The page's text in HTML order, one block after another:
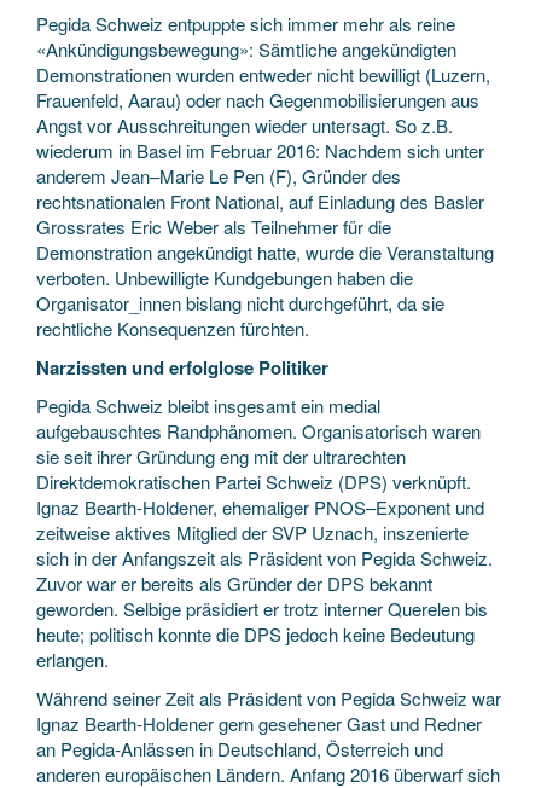
Pegida Schweiz entpuppte sich immer mehr als reine
«Ankündigungsbewegung»: Sämtliche angekündigten
Demonstrationen wurden entweder nicht bewilligt (Luzern,
Frauenfeld, Aarau) oder nach Gegenmobilisierungen aus
Angst vor Ausschreitungen wieder untersagt. So z.B.
wiederum in Basel im Februar 2016: Nachdem sich unter
anderem Jean–Marie Le Pen (F), Gründer des
rechtsnationalen Front National, auf Einladung des Basler
Grossrates Eric Weber als Teilnehmer für die
Demonstration angekündigt hatte, wurde die Veranstaltung
verboten. Unbewilligte Kundgebungen haben die
Organisator_innen bislang nicht durchgeführt, da sie
rechtliche Konsequenzen fürchten.
Narzissten und erfolglose Politiker
Pegida Schweiz bleibt insgesamt ein medial
aufgebauschtes Randphänomen. Organisatorisch waren
sie seit ihrer Gründung eng mit der ultrarechten
Direktdemokratischen Partei Schweiz (DPS) verknüpft.
Ignaz Bearth-Holdener, ehemaliger PNOS–Exponent und
zeitweise aktives Mitglied der SVP Uznach, inszenierte
sich in der Anfangszeit als Präsident von Pegida Schweiz.
Zuvor war er bereits als Gründer der DPS bekannt
geworden. Selbige präsidiert er trotz interner Querelen bis
heute; politisch konnte die DPS jedoch keine Bedeutung
erlangen.
Während seiner Zeit als Präsident von Pegida Schweiz war
Ignaz Bearth-Holdener gern gesehener Gast und Redner
an Pegida-Anlässen in Deutschland, Österreich und
anderen europäischen Ländern. Anfang 2016 überwarf sich